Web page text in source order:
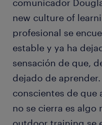
comunicador
new culture of
profesional se
estable y ya ha
sensación de que,
dejado de
conscientes de que
no se cierra es algo